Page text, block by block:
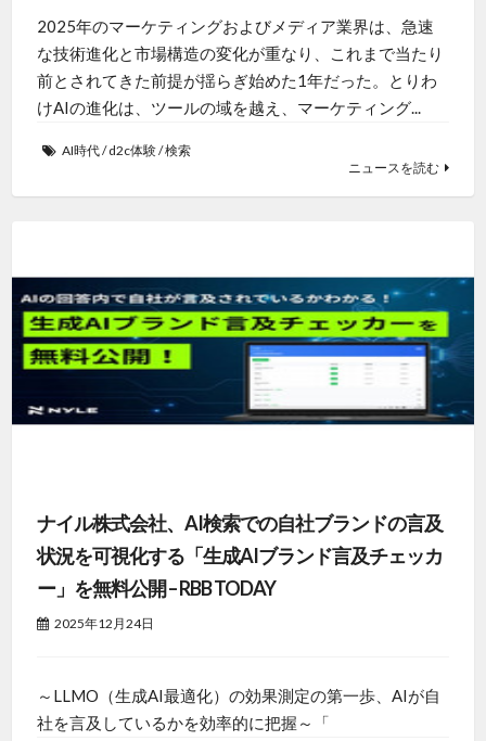
2025年のマーケティングおよびメディア業界は、急速
な技術進化と市場構造の変化が重なり、これまで当たり
前とされてきた前提が揺らぎ始めた1年だった。とりわ
けAIの進化は、ツールの域を越え、マーケティング...
AI時代/d2c体験/検索
ニュースを読む
ナイル株式会社、AI検索での自社ブランドの言及
状況を可視化する「生成AIブランド言及チェッカ
ー」を無料公開 – RBB TODAY
2025年12月24日
～LLMO（生成AI最適化）の効果測定の第一歩、AIが自
社を言及しているかを効率的に把握～「